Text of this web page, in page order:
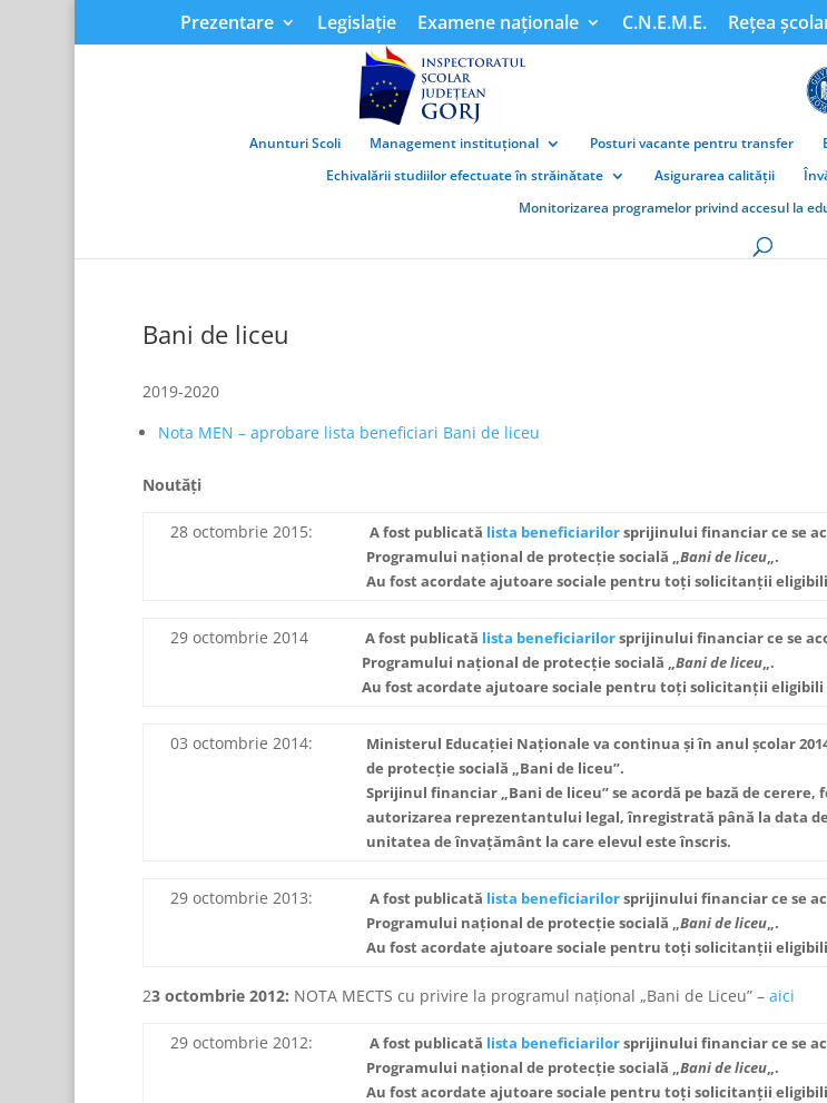
Prezentare Legislație Examene naționale C.N.E.M.E. Rețea
Anunturi Scoli Management instituțional Posturi vacante pentru transfer
Echivalării studiilor efectuate în străinătate
Asigurarea calității
Monitorizarea programelor privind accesul la
Bani de liceu
2019-2020
Nota MEN – aprobare lista beneficiari Bani de liceu
Noutăţi
28 octombrie 2015: A fost publicată lista beneficiarilorsprijinului financiar ce se
Programului naţional de protecţie socială „Bani de liceu„.
Au fost acordate ajutoare sociale pentru toţi solicitanţii eligibili
29 octombrie 2014 A fost publicată lista beneficiarilorsprijinului financiar ce se
Programului naţional de protecţie socială „Bani de liceu„.
Au fost acordate ajutoare sociale pentru toţi solicitanţii eligibili
03 octombrie 2014:
Ministerul Educaţiei Naţionale va continua şi în anul şcolar
de protecţie socială „Bani de liceu”.
Sprijinul financiar „Bani de liceu” se acordă pe bază de cerere,
autorizarea reprezentantului legal, înregistrată până la data de
unitatea de învaţământ la care elevul este înscris.
29 octombrie 2013: A fost publicată lista beneficiarilorsprijinului financiar ce se
Programului naţional de protecţie socială „Bani de liceu„.
Au fost acordate ajutoare sociale pentru toţi solicitanţii eligibili
23 octombrie 2012: NOTA MECTS cu privire la programul național „Bani de Liceu” – aici
29 octombrie 2012: A fost publicată lista beneficiarilorsprijinului financiar ce se
Programului naţional de protecţie socială „Bani de liceu„.
Au fost acordate ajutoare sociale pentru toţi solicitanţii eligibili